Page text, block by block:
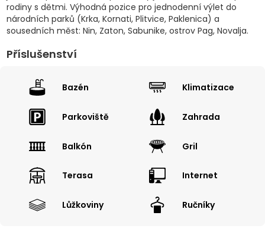
rodiny s dětmi. Výhodná pozice pro jednodenní výlet do
národních parků (Krka, Kornati, Plitvice, Paklenica) a
sousedních měst: Nin, Zaton, Sabunike, ostrov Pag, Novalja.
Příslušenství
Bazén Klimatizace
Parkoviště Zahrada
Balkón Gril
Terasa Internet
Lůžkoviny Ručníky